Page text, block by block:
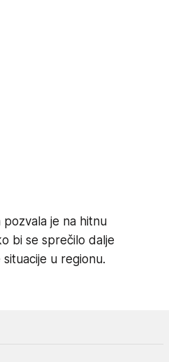
je na hitnu
bi se sprečilo dalje
u regionu.